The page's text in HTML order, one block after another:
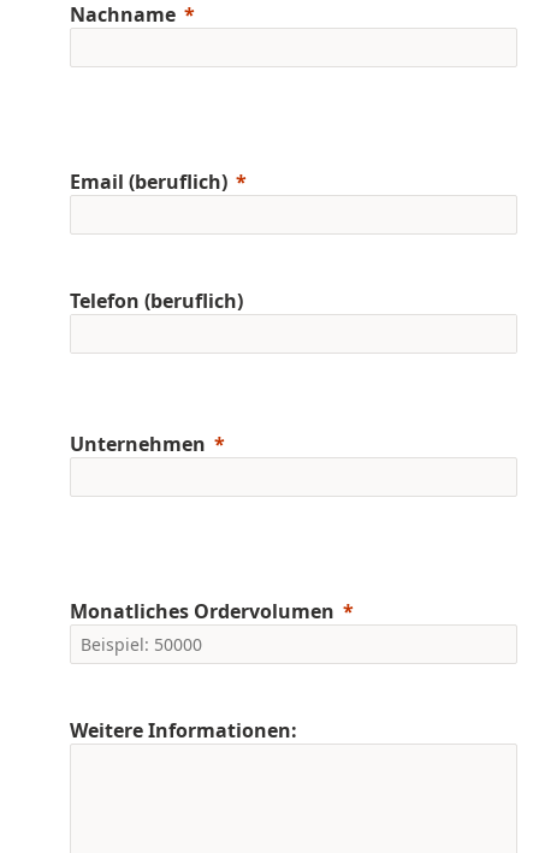
Nachname
Email (beruflich)
Telefon (beruflich)
Unternehmen
Monatliches Ordervolumen
Weitere Informationen: